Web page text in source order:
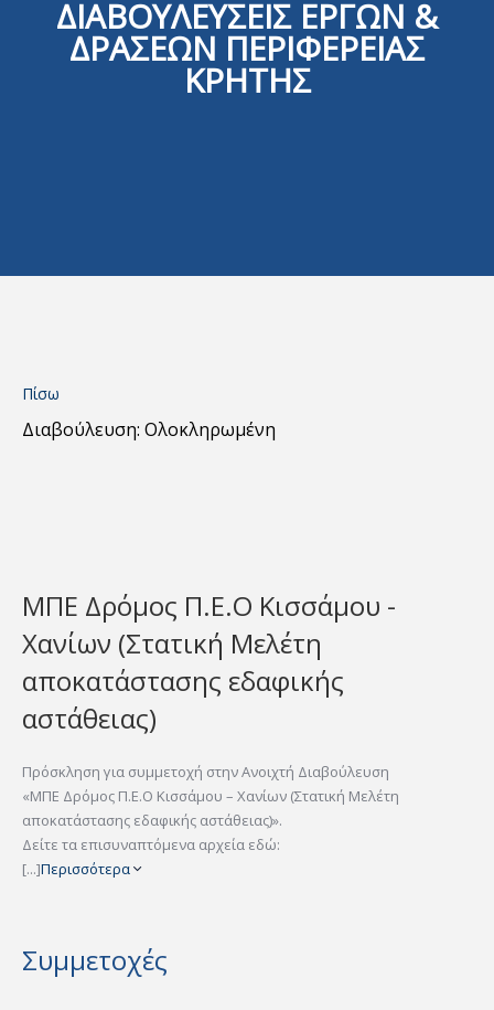
ΔΙΑΒΟΥΛΕΥΣΕΙΣ ΕΡΓΩΝ &
ΔΡΑΣΕΩΝ ΠΕΡΙΦΕΡΕΙΑΣ
ΚΡΗΤΗΣ
Πίσω
Διαβούλευση: Ολοκληρωμένη
ΜΠΕ Δρόμος Π.Ε.Ο Κισσάμου -
Χανίων (Στατική Μελέτη
αποκατάστασης εδαφικής
αστάθειας)
Πρόσκληση για συμμετοχή στην Ανοιχτή Διαβούλευση
«ΜΠΕ Δρόμος Π.Ε.Ο Κισσάμου – Χανίων (Στατική Μελέτη
αποκατάστασης εδαφικής αστάθειας)».
Δείτε τα επισυναπτόμενα αρχεία εδώ:
[...]Περισσότερα
Συμμετοχές